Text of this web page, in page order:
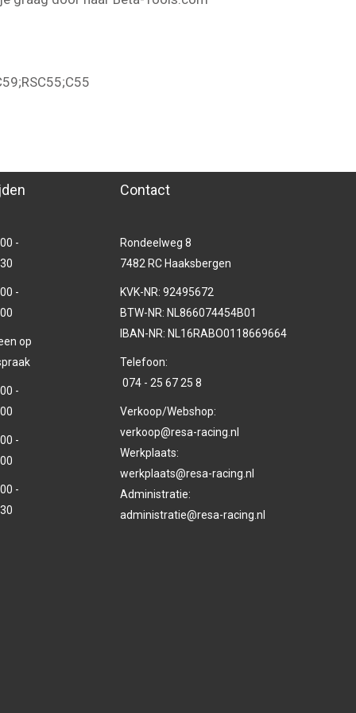
-
-
op
-
-
-
Contact
Rondeelweg 8
7482 RC Haaksbergen
KVK-NR: 92495672
BTW-NR: NL866074454B01
IBAN-NR: NL16RABO0118669664
Telefoon:
074 - 25 67 25 8
Verkoop/Webshop:
verkoop@resa-racing.nl
Werkplaats:
werkplaats@resa-racing.nl
Administratie:
administratie@resa-racing.nl